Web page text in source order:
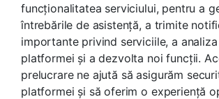
funcționalitatea serviciului, pentru a
întrebările de asistență, a trimite
importante privind serviciile, a
platformei și a dezvolta noi funcții.
prelucrare ne ajută să asigurăm
platformei și să oferim o experiență